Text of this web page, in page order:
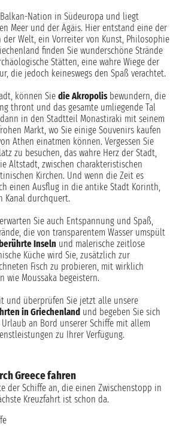
Nation in Südeuropa und liegt
Meer und der Ägäis. Hier entstand eine der
Welt, ein Vorreiter von Kunst, Philosophie
finden Sie wunderschöne Strände
Stätten, eine wahre Wiege der
die jedoch keineswegs den Spaß verachtet.
können Sie die Akropolisbewundern, die
thront und das gesamte umliegende Tal
in den Stadtteil Monastiraki mit seinem
Markt, wo Sie einige Souvenirs kaufen
Athen einatmen können. Vergessen Sie
zu besuchen, das wahre Herz der Stadt,
Altstadt, zwischen charakteristischen
Kirchen. Und wenn die Zeit es
einen Ausflug in die antike Stadt Korinth,
Kanal durchquert.
Sie auch Entspannung und Spaß,
die von transparentem Wasser umspült
Inseln und malerische zeitlose
Küche wird Sie, zusätzlich zur
Fisch zu probieren, mit wirklich
wie Moussaka begeistern.
und überprüfen Sie jetzt alle unsere
in Griechenland und begeben Sie sich
an Bord unserer Schiffe mit allem
zu Ihrer Verfügung.
Greece fahren
der Schiffe an, die einen Zwischenstopp in
Kreuzfahrt ist schon da.